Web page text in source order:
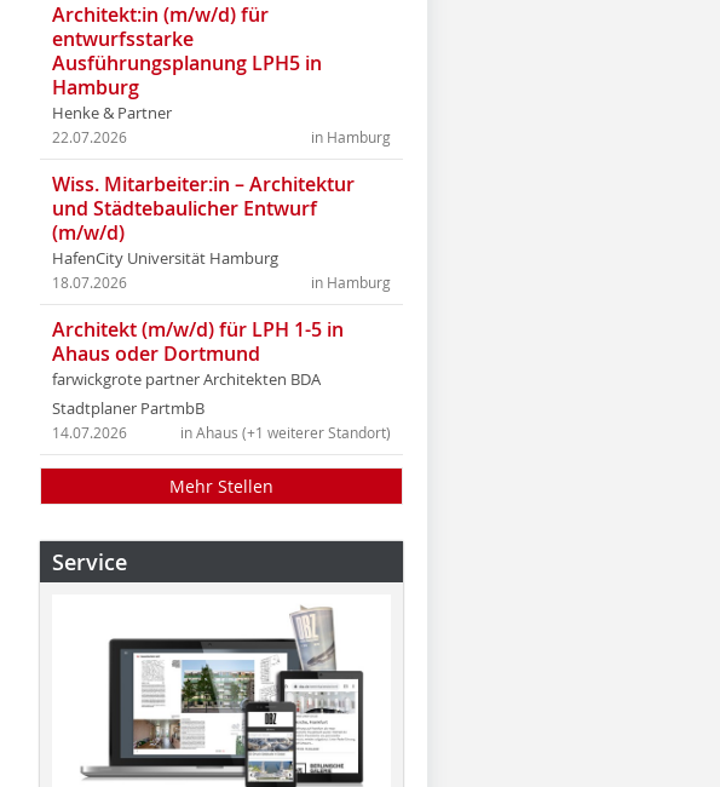
Architekt:in (m/w/d) für
entwurfsstarke
Ausführungsplanung LPH5 in
Hamburg
Henke & Partner
in Hamburg
22.07.2026
Wiss. Mitarbeiter:in – Architektur
und Städtebaulicher Entwurf
(m/w/d)
HafenCity Universität Hamburg
in Hamburg
18.07.2026
Architekt (m/w/d) für LPH 1-5 in
Ahaus oder Dortmund
farwickgrote partner Architekten BDA
Stadtplaner PartmbB
in Ahaus (+1 weiterer Standort)
14.07.2026
Mehr Stellen
Service